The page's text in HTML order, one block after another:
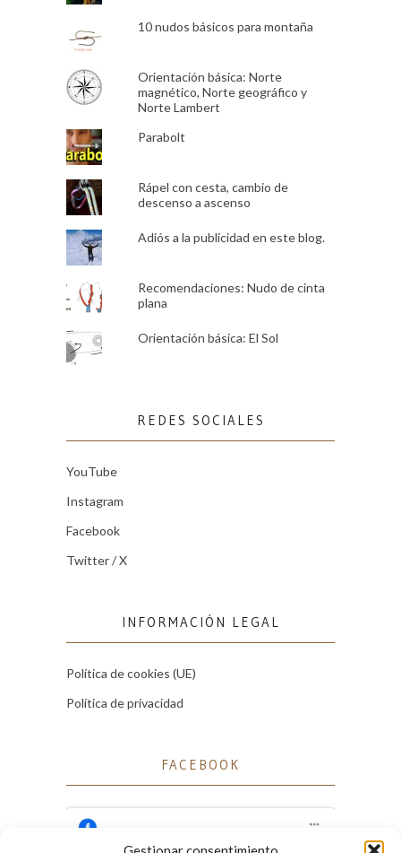
10 nudos básicos para montaña
Orientación básica: Norte
magnético, Norte geográfico y
Norte Lambert
Parabolt
Rápel con cesta, cambio de
descenso a ascenso
Adiós a la publicidad en este blog.
Recomendaciones: Nudo de cinta
plana
Orientación básica: El Sol
REDES SOCIALES
YouTube
Instagram
Facebook
Twitter / X
INFORMACIÓN LEGAL
Política de cookies (UE)
Política de privacidad
FACEBOOK